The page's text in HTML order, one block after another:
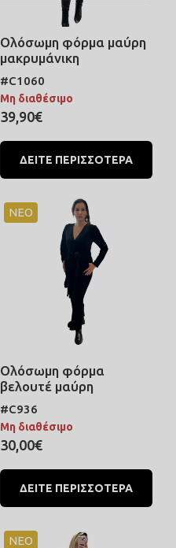
Ολόσωμη φόρμα μαύρη
μακρυμάνικη
#C1060
Μη διαθέσιμο
39,90€
ΔΕΙΤΕ ΠΕΡΙΣΣΟΤΕΡΑ
ΝΕΟ
Ολόσωμη φόρμα
βελουτέ μαύρη
#C936
Μη διαθέσιμο
30,00€
ΔΕΙΤΕ ΠΕΡΙΣΣΟΤΕΡΑ
ΝΕΟ